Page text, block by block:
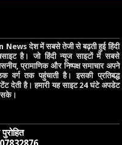
देश में सबसे तेजी से बढ़ती हुई हिंदी
है। जो हिंदी न्यूज साइटों में सबसे
प्रामाणिक और निष्पक्ष समाचार अपने
वर्ग तक पहुंचाती है। इसकी प्रतिबद्ध
देती है। हमारी यह साइट 24 घंटे अपडेट
सके।